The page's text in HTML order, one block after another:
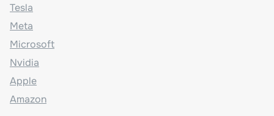
Tesla
Meta
Microsoft
Nvidia
Apple
Amazon